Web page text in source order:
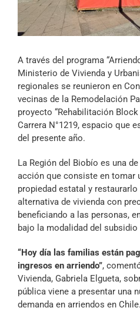
Archivo
A través del programa
Ministerio de Vivienda y
regionales se reunieron en
vecinas de la Remodelación
proyecto “Rehabilitación
Carrera N°1219, espacio que
del presente año.
La Región del Biobío es una
acción que consiste en tomar
propiedad estatal y
alternativa de vivienda con
beneficiando a las personas,
bajo la modalidad del subsidio
“Hoy día las familias están
ingresos en arriendo”,
Vivienda, Gabriela Elgueta,
pública viene a presentar una
demanda en arriendos en Chile.